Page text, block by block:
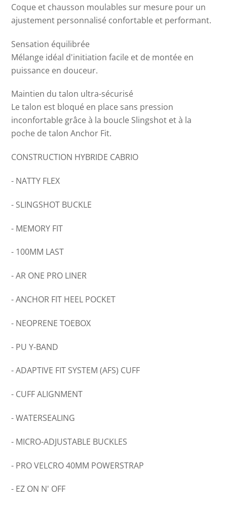
Coque et chausson moulables sur mesure pour un
ajustement personnalisé confortable et performant.
Sensation équilibrée
Mélange idéal d'initiation facile et de montée en
puissance en douceur.
Maintien du talon ultra-sécurisé
Le talon est bloqué en place sans pression
inconfortable grâce à la boucle Slingshot et à la
poche de talon Anchor Fit.
CONSTRUCTION HYBRIDE CABRIO
- NATTY FLEX
- SLINGSHOT BUCKLE
- MEMORY FIT
- 100MM LAST
- AR ONE PRO LINER
- ANCHOR FIT HEEL POCKET
- NEOPRENE TOEBOX
- PU Y-BAND
- ADAPTIVE FIT SYSTEM (AFS) CUFF
- CUFF ALIGNMENT
- WATERSEALING
- MICRO-ADJUSTABLE BUCKLES
- PRO VELCRO 40MM POWERSTRAP
- EZ ON N' OFF